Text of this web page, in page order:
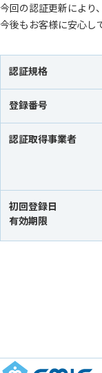
今回の認証更新により
今後もお客様に安心し
認証規格
登録番号
認証取得事業者
初回登録日
有効期限